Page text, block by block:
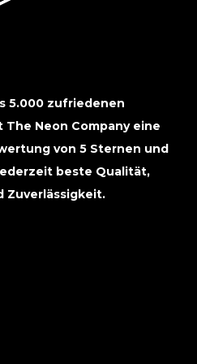
5.000 zufriedenen
The Neon Company eine
von 5 Sternen und
beste Qualität,
Zuverlässigkeit.